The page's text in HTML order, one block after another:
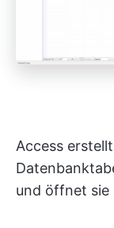
Access
und öffnet